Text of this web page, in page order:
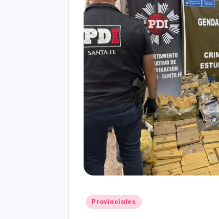
Posted
Provinciales